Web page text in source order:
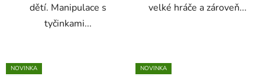
dětí. Manipulace s
tyčinkami...
velké hráče a zároveň...
NOVINKA
NOVINKA